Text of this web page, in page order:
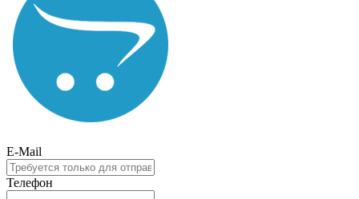
E-Mail
Телефон